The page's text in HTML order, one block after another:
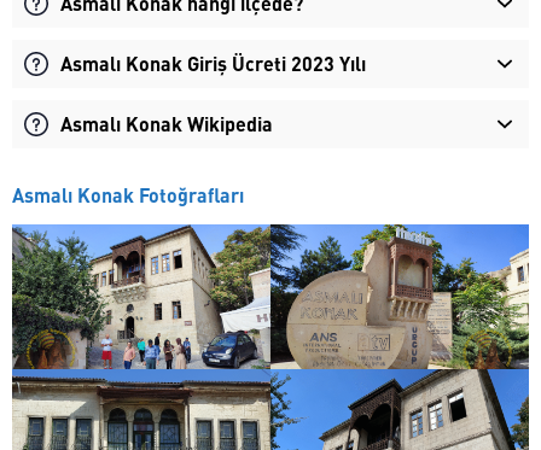
Asmalı Konak Giriş Ücreti 2023 Yılı
Asmalı Konak Wikipedia
Asmalı Konak Fotoğrafları